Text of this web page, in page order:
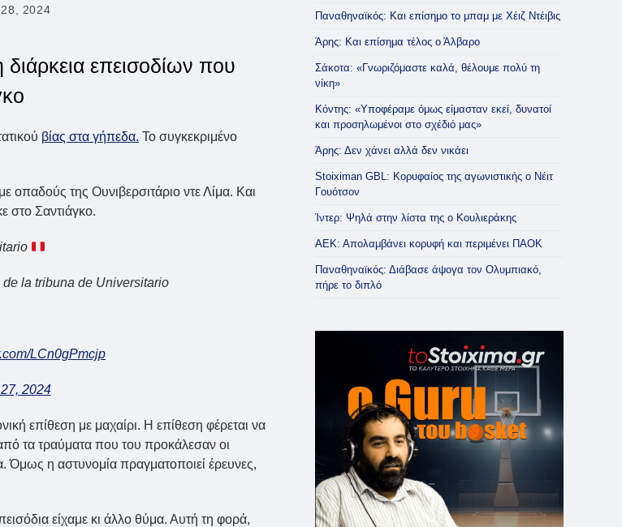
2024
επεισοδίων που
βίας στα γήπεδα. Το συγκεκριμένο
της Ουνιβερσιτάριο ντε Λίμα. Και
στο Σαντιάγκο.
la tribuna de Universitario
LCn0gPmcjp
2024
επίθεση με μαχαίρι. Η επίθεση φέρεται να
τα τραύματα που του προκάλεσαν οι
Όμως η αστυνομία πραγματοποιεί έρευνες,
είχαμε κι άλλο θύμα. Αυτή τη φορά,
Παναθηναϊκός: Και επίσημο το μπαμ με Χέιζ Ντέιβις
Άρης: Και επίσημα τέλος ο Άλβαρο
Σάκοτα: «Γνωριζόμαστε καλά, θέλουμε πολύ τη
νίκη»
Κόντης: «Υποφέραμε όμως είμασταν εκεί, δυνατοί
και προσηλωμένοι στο σχέδιό μας»
Άρης: Δεν χάνει αλλά δεν νικάει
Stoiximan GBL: Κορυφαίος της αγωνιστικής ο Νέιτ
Γουότσον
Ίντερ: Ψηλά στην λίστα της ο Κουλιεράκης
ΑΕΚ: Απολαμβάνει κορυφή και περιμένει ΠΑΟΚ
Παναθηναϊκός: Διάβασε άψογα τον Ολυμπιακό,
πήρε το διπλό